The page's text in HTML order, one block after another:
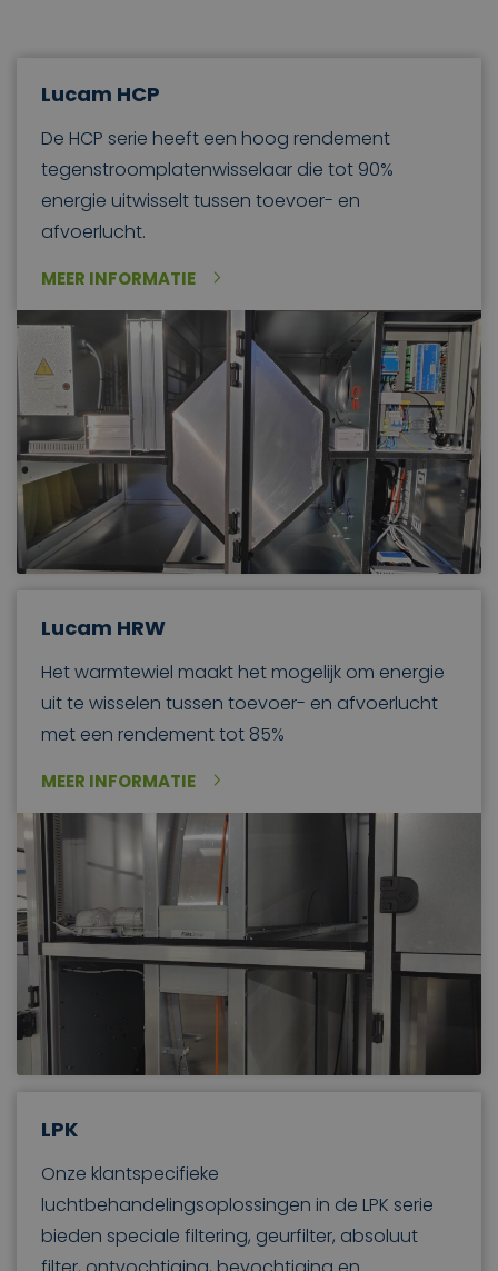
Lucam HCP
De HCP serie heeft een hoog rendement
tegenstroomplatenwisselaar die tot 90%
energie uitwisselt tussen toevoer- en
afvoerlucht.
MEER INFORMATIE
Lucam HRW
Het warmtewiel maakt het mogelijk om energie
uit te wisselen tussen toevoer- en afvoerlucht
met een rendement tot 85%
MEER INFORMATIE
LPK
Onze klantspecifieke
luchtbehandelingsoplossingen in de LPK serie
bieden speciale filtering, geurfilter, absoluut